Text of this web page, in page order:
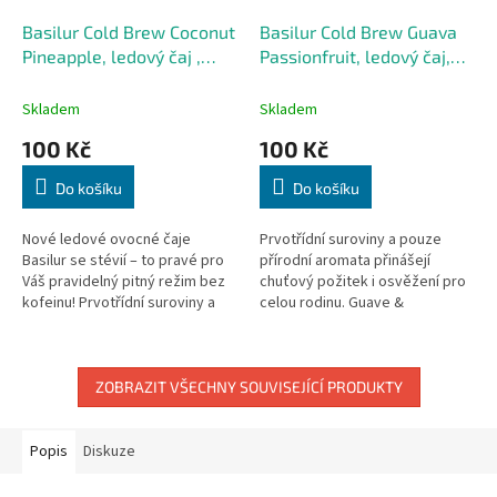
Basilur Cold Brew Coconut
Pineapple, ledový čaj ,
Skladem
100 Kč
Do košíku
Nové ledové ovocné čaje
Basilur se stévií – to pravé pro
Váš pravidelný pitný režim bez
kofeinu! Prvotřídní suroviny a
Basilur Cold Brew Guava
Passionfruit, ledový čaj,
Skladem
100 Kč
Do košíku
Prvotřídní suroviny a pouze
přírodní aromata přinášejí
chuťový požitek i osvěžení pro
celou rodinu. Guave &
kyselkavost...
ZOBRAZIT VŠECHNY SOUVISEJÍCÍ PRODUKTY
Popis Diskuze